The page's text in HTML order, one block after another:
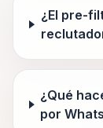
¿El pre-
¿Qué
por